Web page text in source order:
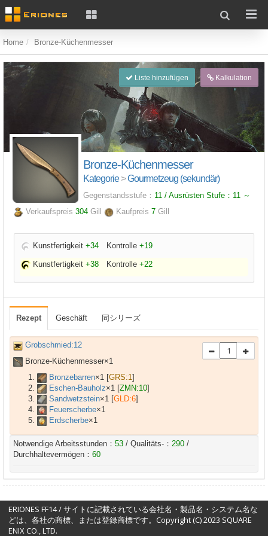
Home Bronze-Küchenmesser
Liste hinzufügen Kalkulation
Bronze-Küchenmesser
Kategorie>Gourmetzeug (sekundär)
Gegenstandsstufe： 11 / Ausrüsten Stufe： 11 ～
Verkaufspreis 304 Gill Kaufpreis 7 Gill
Kunstfertigkeit +34 Kontrolle +19
Kunstfertigkeit +38 Kontrolle +22
Rezept Geschäft 同シリーズ
Grobschmied:12
Bronze-Küchenmesser×1
Bronzebarren×1 [GRS:1]
Eschen-Bauholz×1 [ZMN:10]
Sandwetzstein×1 [GLD:6]
Feuerscherbe×1
Erdscherbe×1
Notwendige Arbeitsstunden： 53 / Qualitäts-： 290 /
Durchhaltevermögen： 60
ERIONES FF14 / サイトに記載されている会社名・製品名・システム名な
どは、各社の商標、または登録商標です。Copyright (C) 2023 SQUARE
ENIX CO., LTD.